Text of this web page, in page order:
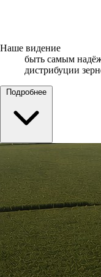
Наше видение
быть самым
дистрибуции